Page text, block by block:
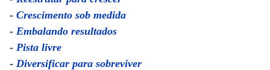
- Crescimento sob medida
- Embalando resultados
- Pista livre
- Diversificar para sobreviver